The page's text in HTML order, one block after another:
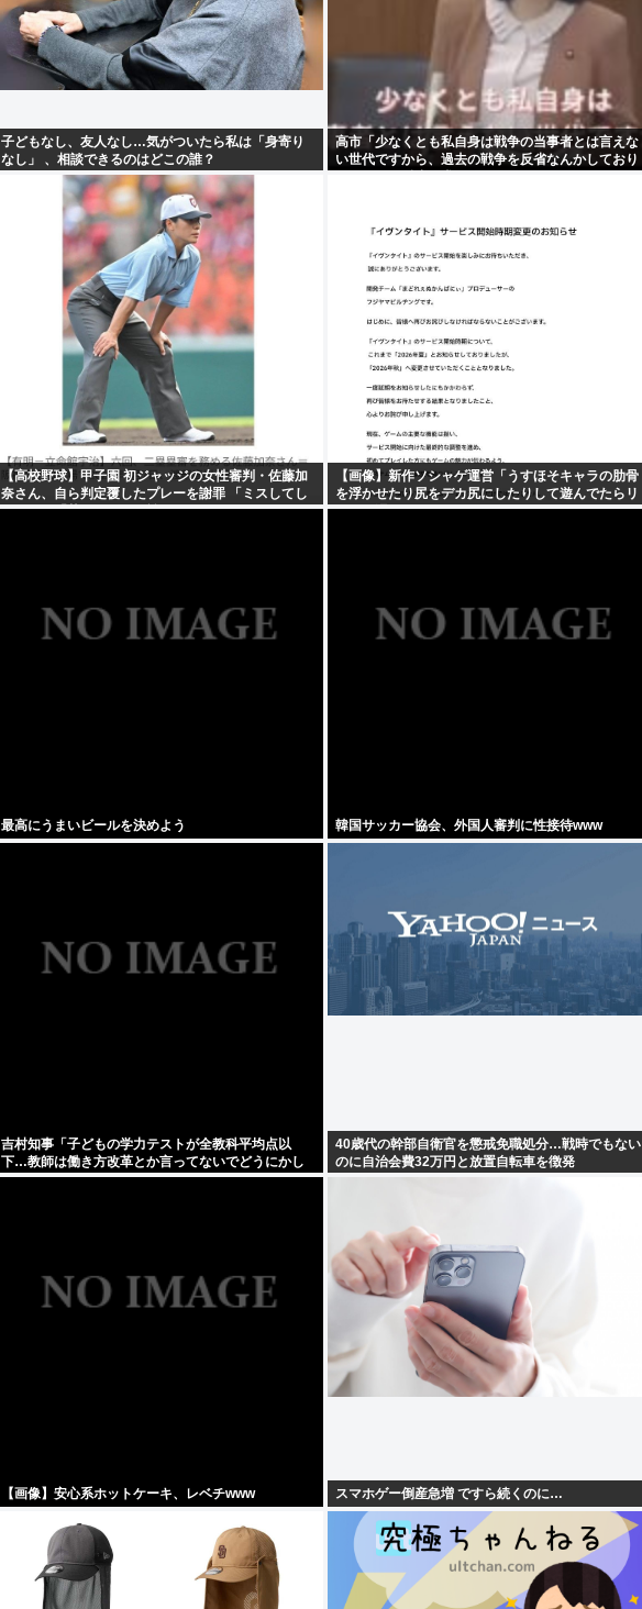
子どもなし、友人なし…気がついたら私は「身寄り
なし」 、相談できるのはどこの誰？
高市「少なくとも私自身は戦争の当事者とは言えな
い世代ですから、過去の戦争を反省なんかしており
【高校野球】甲子園 初ジャッジの女性審判・佐藤加
奈さん、自ら判定覆したプレーを謝罪 「ミスしてし
まった」「苦いデビュー戦に…」
【画像】新作ソシャゲ運営「うすほそキャラの肋骨
を浮かせたり尻をデカ尻にしたりして遊んでたらリ
リース遅れました」
最高にうまいビールを決めよう 韓国サッカー協会、外国人審判に性接待www
吉村知事「子どもの学力テストが全教科平均点以
下…教師は働き方改革とか言ってないでどうにかし
ろ」
40歳代の幹部自衛官を懲戒免職処分…戦時でもない
のに自治会費32万円と放置自転車を徴発
【画像】安心系ホットケーキ、レベチwww スマホゲー倒産急増 ですら続くのに…